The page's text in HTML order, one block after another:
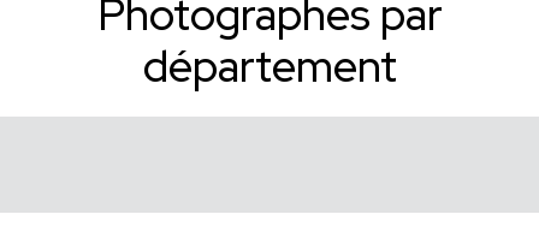
Photographes par
département